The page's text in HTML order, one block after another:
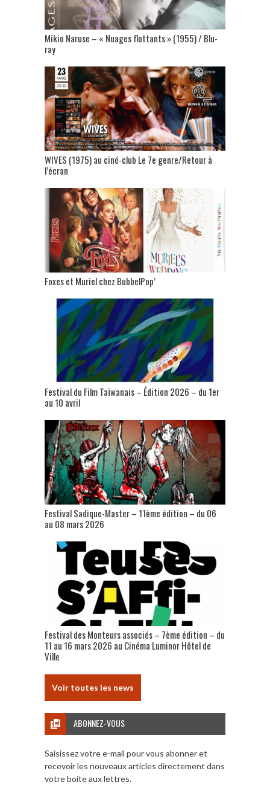
Mikio Naruse – « Nuages flottants » (1955) / Blu-
ray
WIVES (1975) au ciné-club Le 7e genre/Retour à
l’écran
Foxes et Muriel chez BubbelPop’
Festival du Film Taïwanais – Édition 2026 – du 1er
au 10 avril
Festival Sadique-Master – 11ème édition – du 06
au 08 mars 2026
Festival des Monteurs associés – 7ème édition – du
11 au 16 mars 2026 au Cinéma Luminor Hôtel de
Ville
Voir toutes les news
ABONNEZ-VOUS
Saisissez votre e-mail pour vous abonner et
recevoir les nouveaux articles directement dans
votre boite aux lettres.